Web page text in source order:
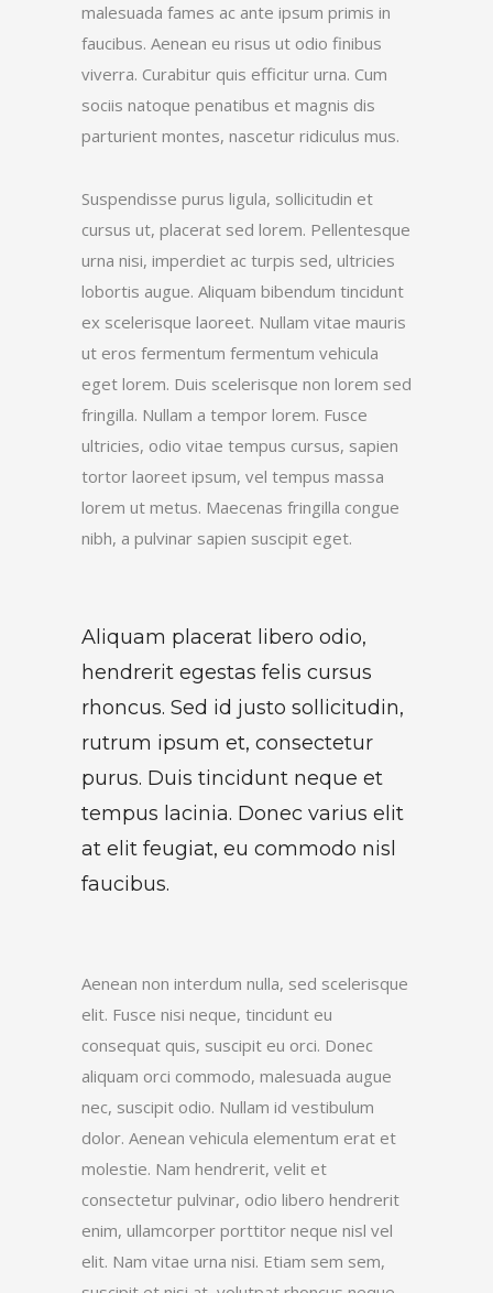
malesuada fames ac ante ipsum primis in
faucibus. Aenean eu risus ut odio finibus
viverra. Curabitur quis efficitur urna. Cum
sociis natoque penatibus et magnis dis
parturient montes, nascetur ridiculus mus.
Suspendisse purus ligula, sollicitudin et
cursus ut, placerat sed lorem. Pellentesque
urna nisi, imperdiet ac turpis sed, ultricies
lobortis augue. Aliquam bibendum tincidunt
ex scelerisque laoreet. Nullam vitae mauris
ut eros fermentum fermentum vehicula
eget lorem. Duis scelerisque non lorem sed
fringilla. Nullam a tempor lorem. Fusce
ultricies, odio vitae tempus cursus, sapien
tortor laoreet ipsum, vel tempus massa
lorem ut metus. Maecenas fringilla congue
nibh, a pulvinar sapien suscipit eget.
Aliquam placerat libero odio,
hendrerit egestas felis cursus
rhoncus. Sed id justo sollicitudin,
rutrum ipsum et, consectetur
purus. Duis tincidunt neque et
tempus lacinia. Donec varius elit
at elit feugiat, eu commodo nisl
faucibus.
Aenean non interdum nulla, sed scelerisque
elit. Fusce nisi neque, tincidunt eu
consequat quis, suscipit eu orci. Donec
aliquam orci commodo, malesuada augue
nec, suscipit odio. Nullam id vestibulum
dolor. Aenean vehicula elementum erat et
molestie. Nam hendrerit, velit et
consectetur pulvinar, odio libero hendrerit
enim, ullamcorper porttitor neque nisl vel
elit. Nam vitae urna nisi. Etiam sem sem,